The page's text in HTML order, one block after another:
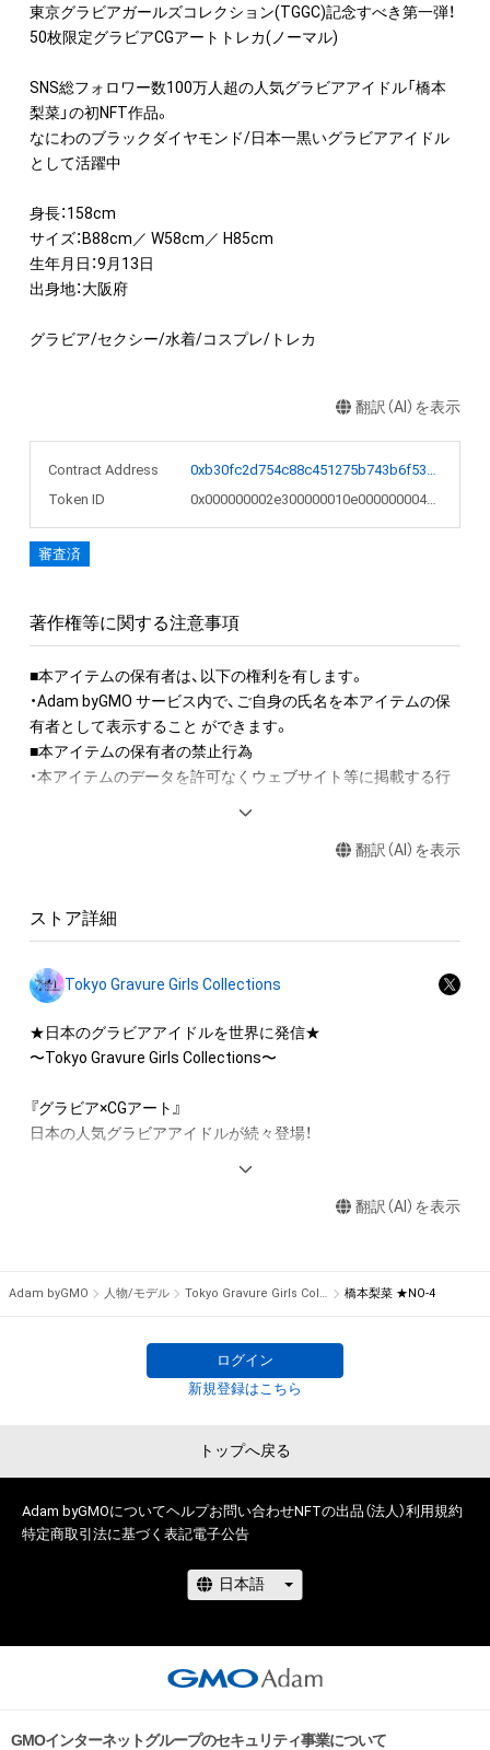
東京グラビアガールズコレクション(TGGC)記念すべき第一弾！
50枚限定グラビアCGアートトレカ(ノーマル)
SNS総フォロワー数100万人超の人気グラビアアイドル「橋本
梨菜」の初NFT作品。
なにわのブラックダイヤモンド/日本一黒いグラビアアイドル
として活躍中
身長：158cm
サイズ：B88cm／ W58cm／ H85cm
生年月日：9月13日
出身地：大阪府
グラビア/セクシー/水着/コスプレ/トレカ
翻訳（AI）を表示
Contract Address
Token ID
0x000000002e300000010e000000004088
審査済
著作権等に関する注意事項
■本アイテムの保有者は、以下の権利を有します。
・Adam byGMO サービス内で、ご自身の氏名を本アイテムの保
有者として表示すること ができます。
■本アイテムの保有者の禁止行為
・本アイテムのデータを許可なくウェブサイト等に掲載する行
・本アイテムに関する創作物の利用については、公序良俗や法令
に反する利用またはその恐れのある利用など、作成者が不適切
であると判断した場合、利用をお断りさせていただきます。
・本アイテムの購入、売却および利用に関して、購入者、売却者、
原因で発生したものであっても、本アイテムの作成者または第
三者のライセンス保有者は、何らの法的責任も負わないものと
翻訳（AI）を表示
ストア詳細
Tokyo Gravure Girls Collections
★日本のグラビアアイドルを世界に発信★
〜Tokyo Gravure Girls Collections〜
『グラビア×CGアート』
日本の人気グラビアアイドルが続々登場！
翻訳（AI）を表示
Adam byGMO 人物/モデル Tokyo Gravure Girls Collections 橋本梨菜 ★NO-4
ログイン
新規登録はこちら
トップへ戻る
Adam byGMOについてヘルプお問い合わせNFTの出品（法人）利用規約
特定商取引法に基づく表記電子公告
GMOインターネットグループのセキュリティ事業について